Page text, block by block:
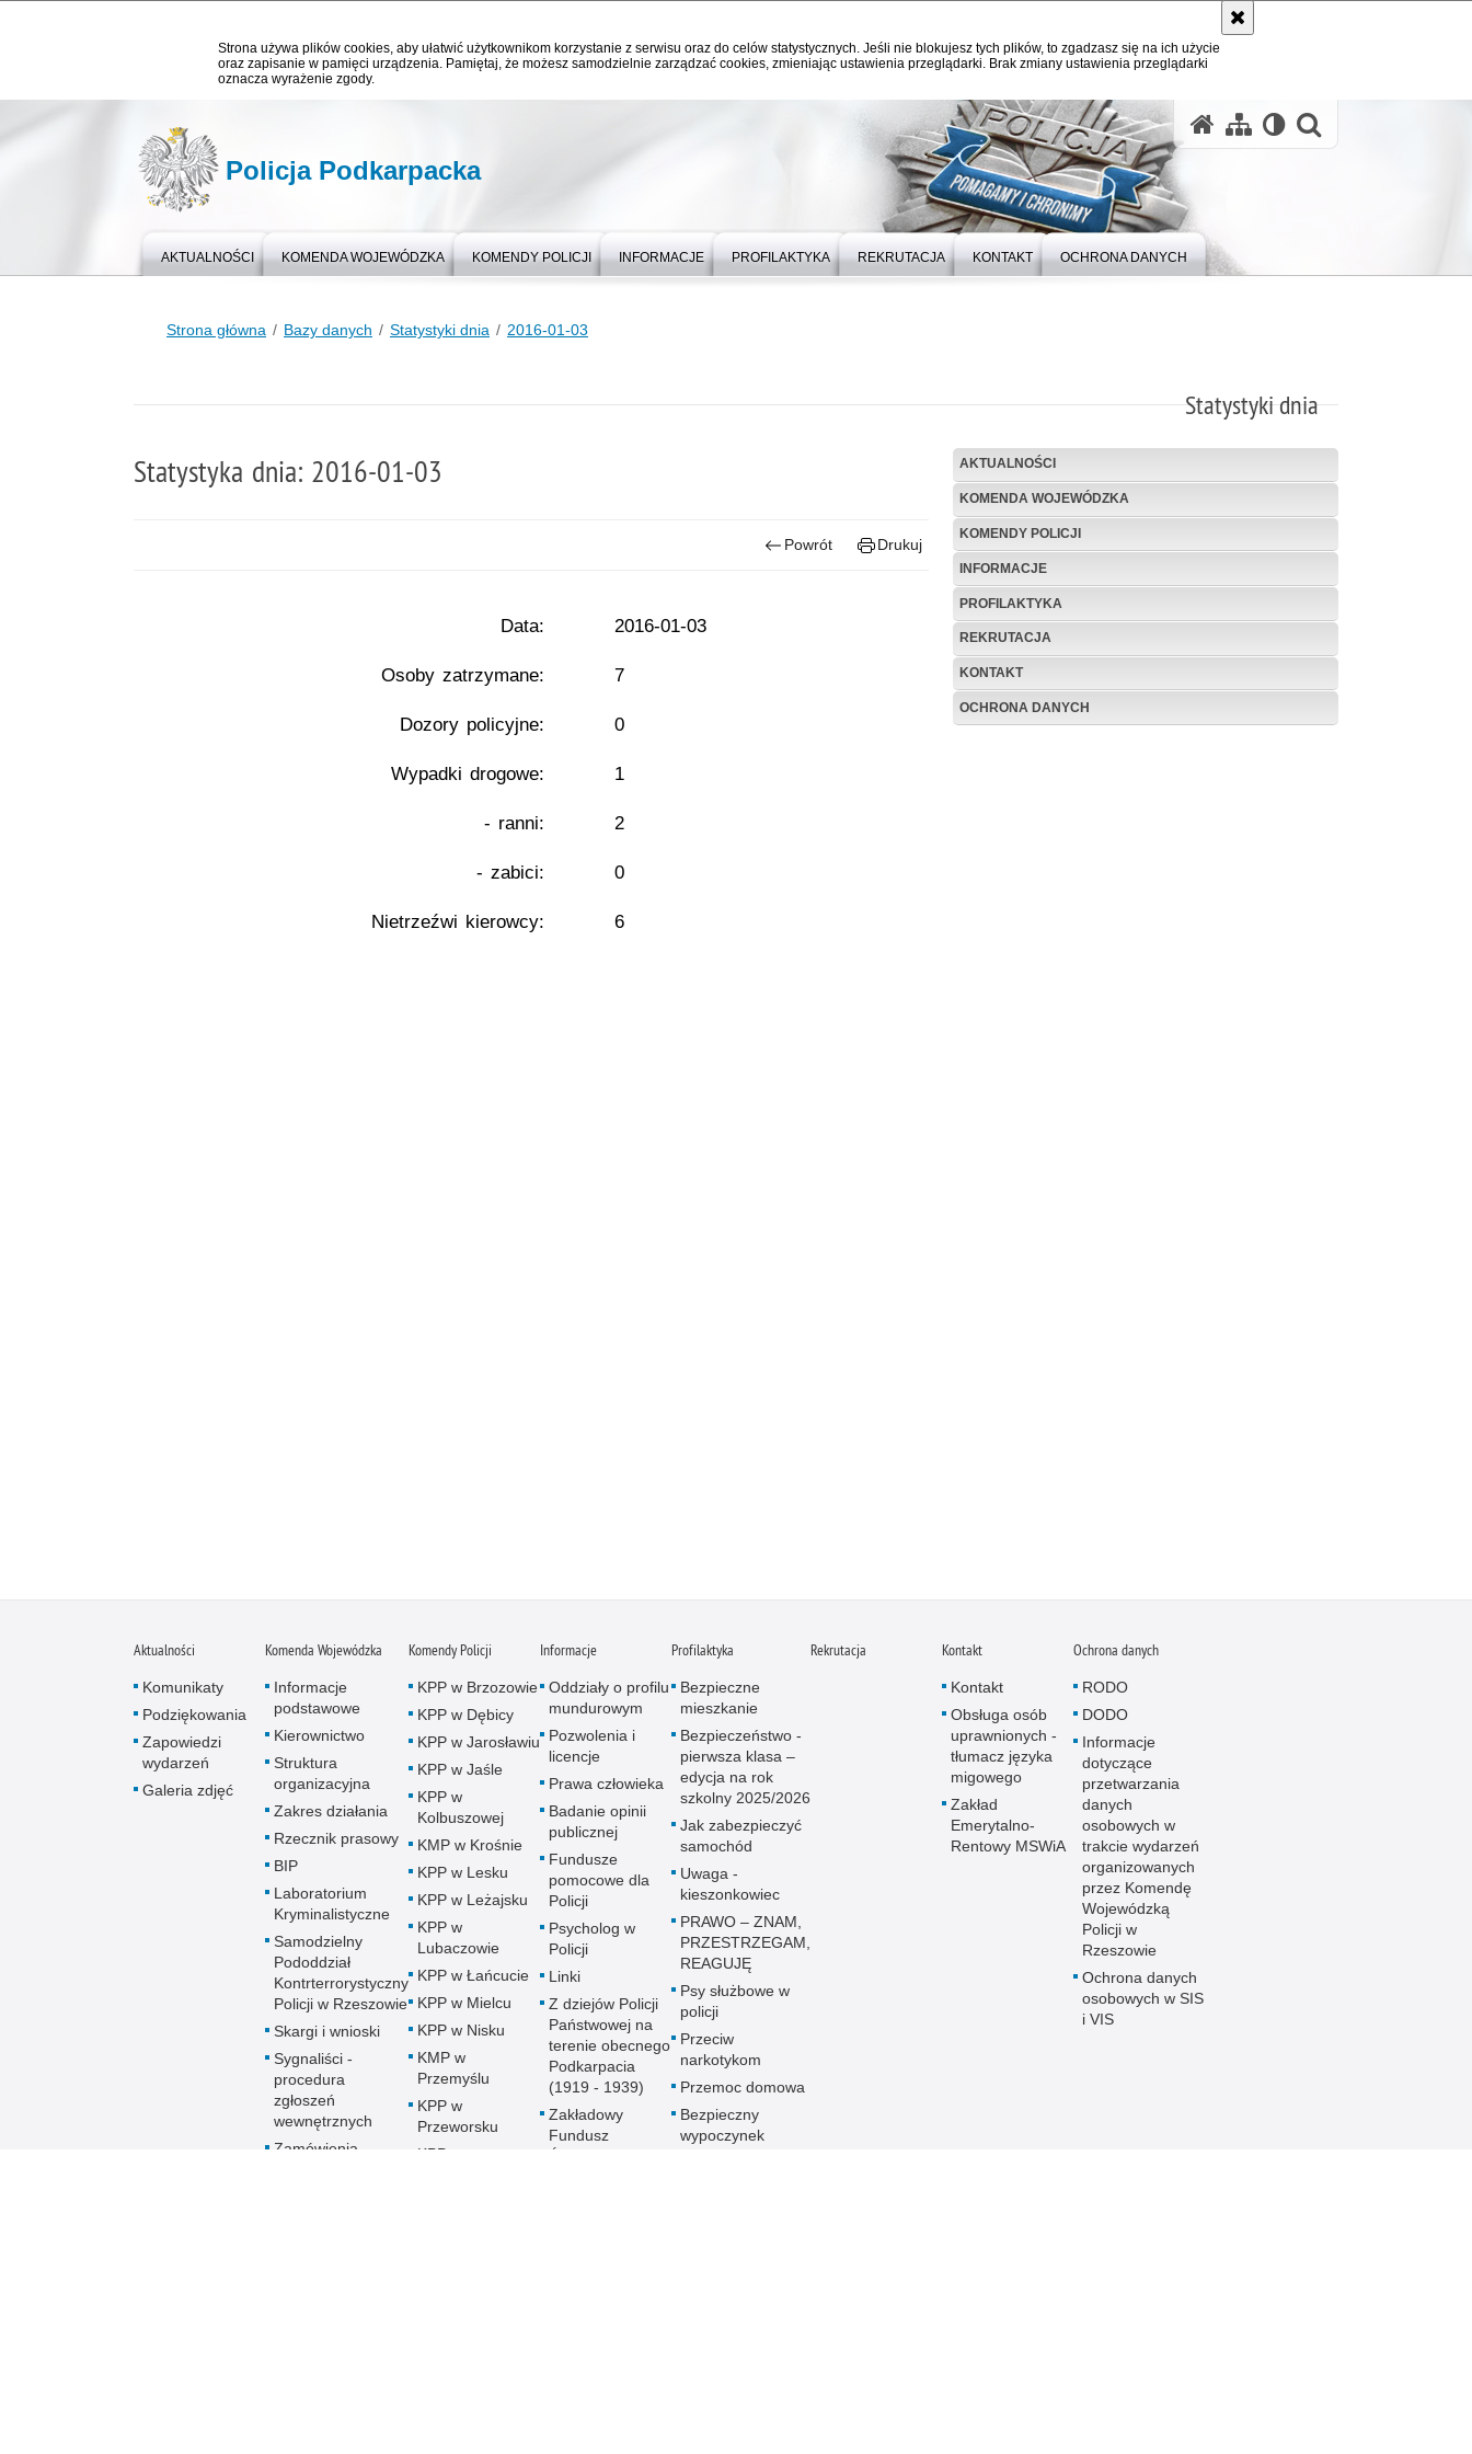
Strona używa plików cookies, aby ułatwić użytkownikom korzystanie z serwisu oraz do celów statystycznych. Jeśli nie blokujesz tych plików, to zgadzasz się na ich użycie
oraz zapisanie w pamięci urządzenia. Pamiętaj, że możesz samodzielnie zarządzać cookies, zmieniając ustawienia przeglądarki. Brak zmiany ustawienia przeglądarki
oznacza wyrażenie zgody.
Policja Podkarpacka
AKTUALNOŚCI KOMENDA WOJEWÓDZKA KOMENDY POLICJI INFORMACJE PROFILAKTYKA REKRUTACJA KONTAKT OCHRONA DANYCH
Strona główna Bazy danych Statystyki dnia 2016-01-03
Statystyki dnia
Statystyka dnia: 2016-01-03
Powrót Drukuj
Data: 2016-01-03
Osoby zatrzymane: 7
Dozory policyjne: 0
Wypadki drogowe: 1
- ranni: 2
- zabici: 0
Nietrzeźwi kierowcy: 6
AKTUALNOŚCI
KOMENDA WOJEWÓDZKA
KOMENDY POLICJI
INFORMACJE
PROFILAKTYKA
REKRUTACJA
KONTAKT
OCHRONA DANYCH
Aktualności
Komunikaty
Podziękowania
Zapowiedzi
wydarzeń
Galeria zdjęć
Komenda Wojewódzka
Informacje
podstawowe
Kierownictwo
Struktura
organizacyjna
Zakres działania
Rzecznik prasowy
BIP
Laboratorium
Kryminalistyczne
Samodzielny
Pododdział
Kontrterrorystyczny
Policji w Rzeszowie
Skargi i wnioski
Sygnaliści -
procedura
zgłoszeń
wewnętrznych
Zamówienia
Komendy Policji
KPP w Brzozowie
KPP w Dębicy
KPP w Jarosławiu
KPP w Jaśle
KPP w
Kolbuszowej
KMP w Krośnie
KPP w Lesku
KPP w Leżajsku
KPP w
Lubaczowie
KPP w Łańcucie
KPP w Mielcu
KPP w Nisku
KMP w
Przemyślu
KPP w
Przeworsku
KPP w
Informacje
Oddziały o profilu
mundurowym
Pozwolenia i
licencje
Prawa człowieka
Badanie opinii
publicznej
Fundusze
pomocowe dla
Policji
Psycholog w
Policji
Linki
Z dziejów Policji
Państwowej na
terenie obecnego
Podkarpacia
(1919 - 1939)
Zakładowy
Fundusz
Profilaktyka
Bezpieczne
mieszkanie
Bezpieczeństwo -
pierwsza klasa –
edycja na rok
szkolny 2025/2026
Jak zabezpieczyć
samochód
Uwaga -
kieszonkowiec
PRAWO – ZNAM,
PRZESTRZEGAM,
REAGUJĘ
Psy służbowe w
policji
Przeciw
narkotykom
Przemoc domowa
Bezpieczny
wypoczynek
Rekrutacja Kontakt
Kontakt
Obsługa osób
uprawnionych -
tłumacz języka
migowego
Zakład
Emerytalno-
Rentowy MSWiA
Ochrona danych
RODO
DODO
Informacje
dotyczące
przetwarzania
danych
osobowych w
trakcie wydarzeń
organizowanych
przez Komendę
Wojewódzką
Policji w
Rzeszowie
Ochrona danych
osobowych w SIS
i VIS